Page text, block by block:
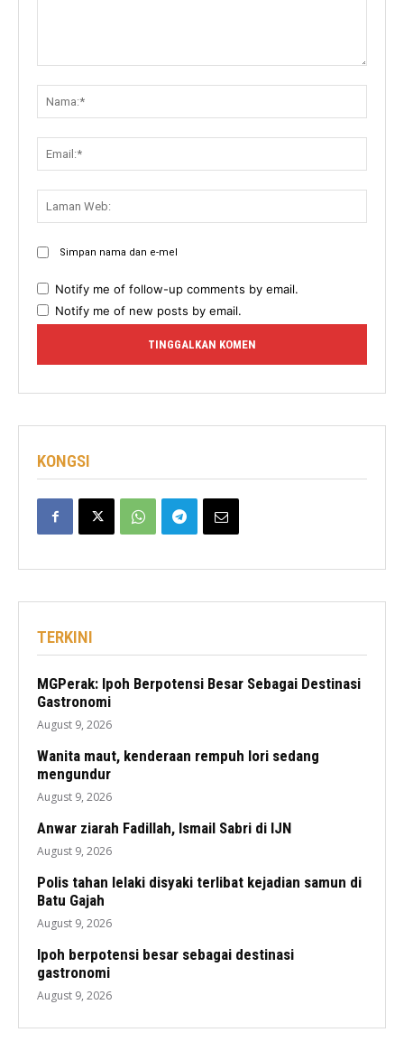
Simpan nama dan e-mel
Notify me of follow-up comments by email.
Notify me of new posts by email.
KONGSI
TERKINI
MGPerak: Ipoh Berpotensi Besar Sebagai Destinasi
Gastronomi
August 9, 2026
Wanita maut, kenderaan rempuh lori sedang
mengundur
August 9, 2026
Anwar ziarah Fadillah, Ismail Sabri di IJN
August 9, 2026
Polis tahan lelaki disyaki terlibat kejadian samun di
Batu Gajah
August 9, 2026
Ipoh berpotensi besar sebagai destinasi
gastronomi
August 9, 2026